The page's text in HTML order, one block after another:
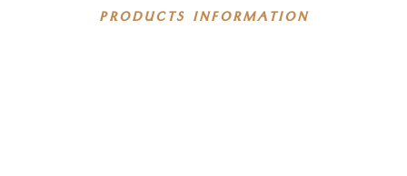
PRODUCTS INFORMATION